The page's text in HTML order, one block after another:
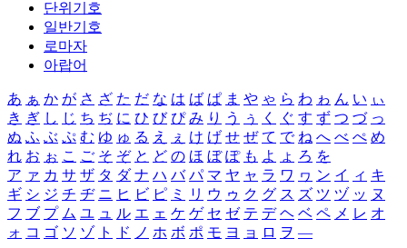
단위기호
일반기호
로마자
아랍어
あ ぁ か が さ ざ た だ な は ば ぱ ま や ゃ ら わ ゎ ん い ぃ
き ぎ し じ ち ぢ に ひ び ぴ み り う ぅ く ぐ す ず つ づ っ
ぬ ふ ぶ ぷ む ゆ ゅ る え ぇ け げ せ ぜ て で ね へ べ ぺ め
れ お ぉ こ ご そ ぞ と ど の ほ ぼ ぽ も よ ょ ろ を
ア ァ カ サ ザ タ ダ ナ ハ バ パ マ ヤ ャ ラ ワ ヮ ン イ ィ キ
ギ シ ジ チ ヂ ニ ヒ ビ ピ ミ リ ウ ゥ ク グ ス ズ ツ ヅ ッ ヌ
フ ブ プ ム ユ ュ ル エ ェ ケ ゲ セ ゼ テ デ ヘ ベ ペ メ レ オ
ォ コ ゴ ソ ゾ ト ド ノ ホ ボ ポ モ ヨ ョ ロ ヲ ―